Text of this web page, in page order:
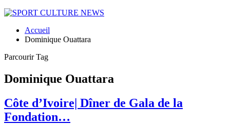
Accueil
Dominique Ouattara
Parcourir Tag
Dominique Ouattara
Côte d’Ivoire| Dîner de Gala de la
Fondation…